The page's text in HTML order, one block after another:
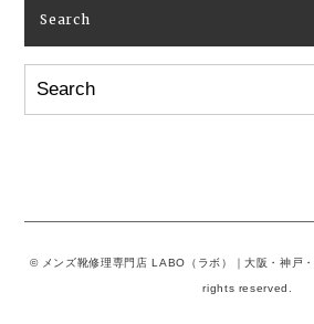
Search
© メンズ靴修理専門店 LABO（ラボ）｜大阪・神戸
rights reserved.